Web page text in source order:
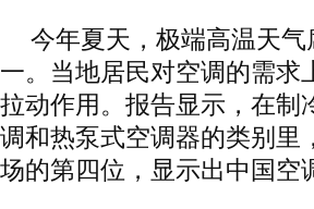
今年夏天，极端高温天
一。当地居民对空调的需求
拉动作用。报告显示，在制
调和热泵式空调器的类别里
场的第四位，显示出中国空